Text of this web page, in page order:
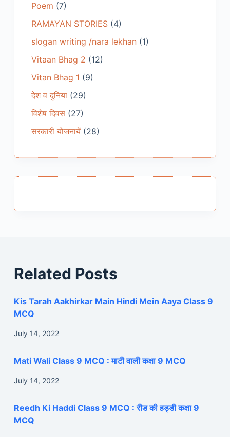
Poem (7)
RAMAYAN STORIES(4)
slogan writing /nara lekhan(1)
Vitaan Bhag 2 (12)
Vitan Bhag 1 (9)
देश व दुनिया(29)
विशेष दिवस(27)
सरकारी योजनायें(28)
Related Posts
Kis Tarah Aakhirkar Main Hindi Mein Aaya Class 9
MCQ
July 14, 2022
Mati Wali Class 9 MCQ : माटी वाली कक्षा 9 MCQ
July 14, 2022
Reedh Ki Haddi Class 9 MCQ : रीड की हड्डी कक्षा 9
MCQ